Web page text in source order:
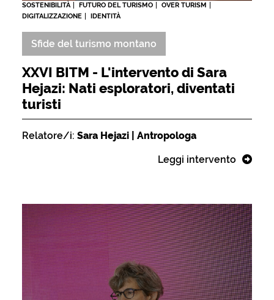
SOSTENIBILITÀ FUTURO DEL TURISMO
OVER TURISM
DIGITALIZZAZIONE
IDENTITÀ
Sfide del turismo montano
XXVI BITM - L'intervento di Sara
Hejazi: Nati esploratori, diventati
turisti
Relatore/i: Sara Hejazi | Antropologa
Leggi intervento